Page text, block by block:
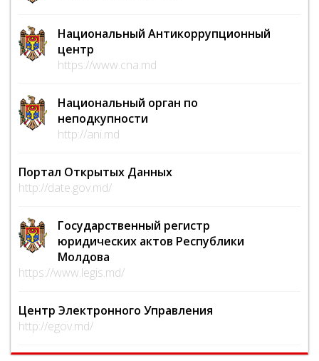
Национальный Антикоррупционный
центр
https://www.cna.md
Национальный орган по
неподкупности
http://ani.md
Портал Открытых Данных
http://date.gov.md/
Государственный регистр
юридических актов Республики
Молдова
https://www.legis.md/
Центр Электронного Управления
http://egov.md/